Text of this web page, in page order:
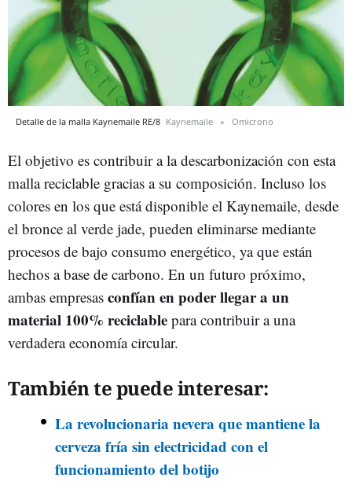
Detalle de la malla Kaynemaile RE/8 Kaynemaile Omicrono
El objetivo es contribuir a la descarbonización con esta
malla reciclable gracias a su composición. Incluso los
colores en los que está disponible el Kaynemaile, desde
el bronce al verde jade, pueden eliminarse mediante
procesos de bajo consumo energético, ya que están
hechos a base de carbono. En un futuro próximo,
ambas empresas confían en poder llegar a un
material 100% reciclable para contribuir a una
verdadera economía circular.
También te puede interesar:
La revolucionaria nevera que mantiene la
cerveza fría sin electricidad con el
funcionamiento del botijo